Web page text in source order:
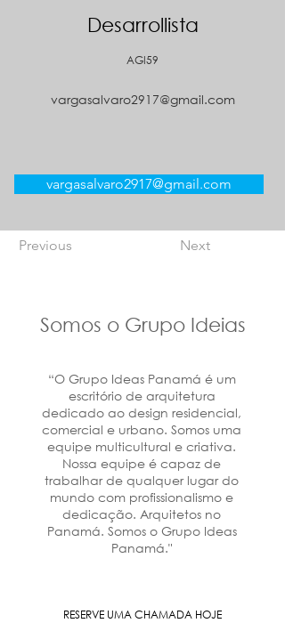
Desarrollista
AGI59
vargasalvaro2917@gmail.com
vargasalvaro2917@gmail.com
Previous Next
Somos o Grupo Ideias
“O Grupo Ideas Panamá é um
escritório de arquitetura
dedicado ao design residencial,
comercial e urbano. Somos uma
equipe multicultural e criativa.
Nossa equipe é capaz de
trabalhar de qualquer lugar do
mundo com profissionalismo e
dedicação. Arquitetos no
Panamá. Somos o Grupo Ideas
Panamá."
RESERVE UMA CHAMADA HOJE